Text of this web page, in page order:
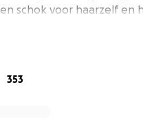
schok voor haarzelf en
niet klaar. Artsen
353